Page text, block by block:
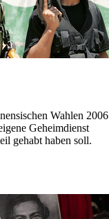
Wahlen 2006
Geheimdienst
gehabt haben soll.